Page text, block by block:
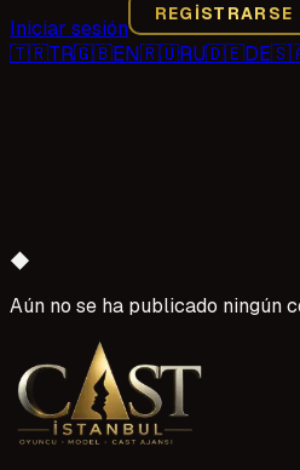
Iniciar sesión
REGISTRARSE
🇹🇷TR🇬🇧EN🇷🇺RU🇩🇪DE
◆
Aún no se ha publicado ningún